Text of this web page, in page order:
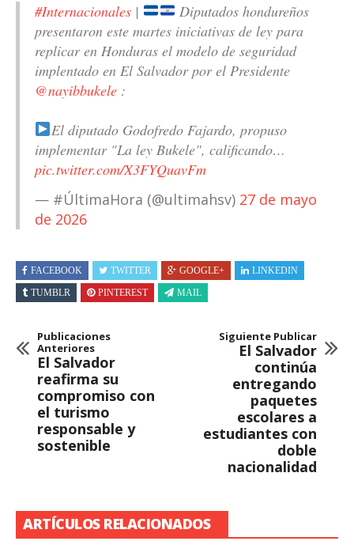
#Internacionales |
Diputados hondureños
presentaron este martes iniciativas de ley para
replicar en Honduras el modelo de seguridad
implentado en El Salvador por el Presidente
@nayibbukele :
El diputado Godofredo Fajardo, propuso
implementar "La ley Bukele", calificando…
pic.twitter.com/X3FYQuavFm
— #ÚltimaHora (@ultimahsv) 27 de mayo
de 2026
FACEBOOK TWITTER GOOGLE+
LINKEDIN
TUMBLR
PINTEREST MAIL
Publicaciones
Anteriores
El Salvador
reafirma su
compromiso con
el turismo
responsable y
sostenible
Siguiente Publicar
El Salvador
continúa
entregando
paquetes
escolares a
estudiantes con
doble
nacionalidad
ARTÍCULOS RELACIONADOS